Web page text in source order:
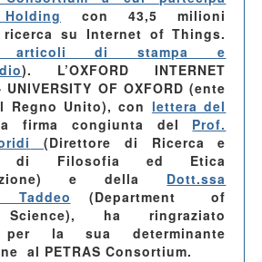
con 43,5 milioni
su Internet of Things.
articoli di stampa e
). L’OXFORD INTERNET
OF OXFORD (ente
Regno Unito), con lettera del
firma congiunta del Prof.
(Direttore di Ricerca e
di Filosofia ed Etica
e della Dott.ssa
Taddeo (Department of
Science), ha ringraziato
per la sua determinante
al PETRAS Consortium.